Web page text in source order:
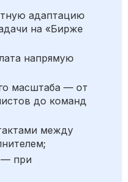
адаптацию
на «Бирже
напрямую
масштаба — от
до команд
между
— при